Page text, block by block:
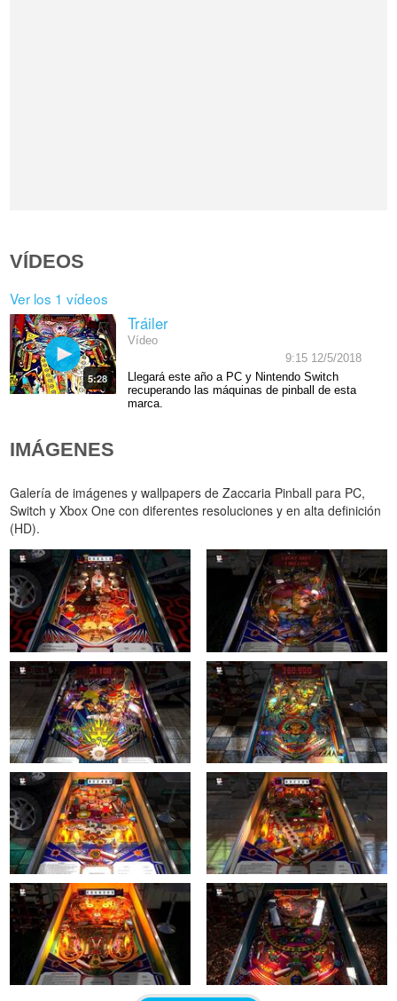
VÍDEOS
Ver los 1 vídeos
5:28
Tráiler
Vídeo
9:15 12/5/2018
Llegará este año a PC y Nintendo Switch
recuperando las máquinas de pinball de esta
marca.
IMÁGENES
Galería de imágenes y wallpapers de Zaccaria Pinball para PC,
Switch y Xbox One con diferentes resoluciones y en alta definición
(HD).